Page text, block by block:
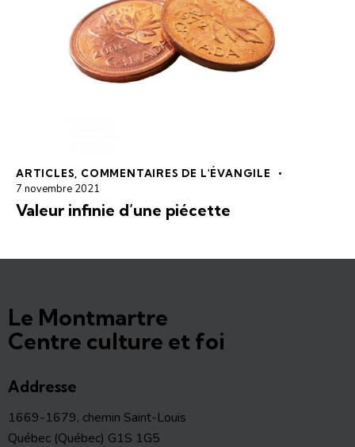
ARTICLES COMMENTAIRES DE L'ÉVANGILE
7 novembre 2021
Valeur infinie d’une piécette
Le Montmartre
Centre culture et foi
Addresse
1669-1679, chemin Saint-Louis
Québec (Québec) G1S 1G5